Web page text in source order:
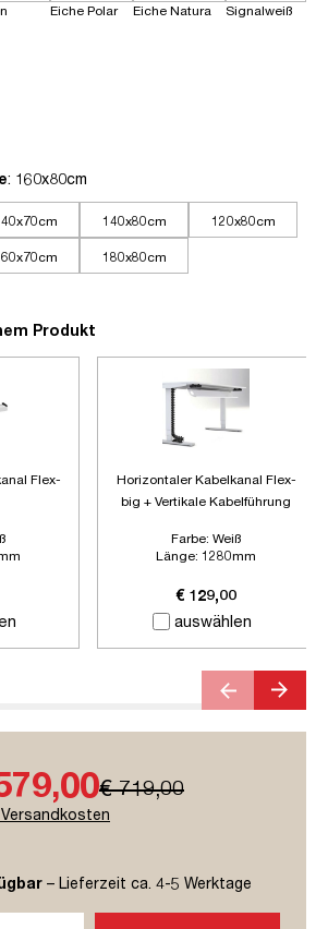
Eiche Polar Eiche Natura Signalweiß
auswählen
: 160x80cm
140x80cm 120x80cm
180x80cm
Produkt
Flex-
auswählen
Horizontaler Kabelkanal Flex-
big + Vertikale Kabelführung
Farbe: Weiß
Länge: 1280mm
Kabelführung
€ 129,00
€ 719,00
– Lieferzeit ca. 4-5 Werktage